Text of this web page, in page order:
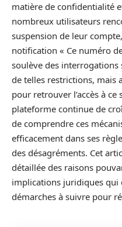
matière de confidentialité
nombreux utilisateurs
suspension de leur
notification « Ce numéro
soulève des
de telles restrictions, mais
pour retrouver l’accès à
plateforme continue de
de comprendre ces
efficacement dans ses
des désagréments. Cet
détaillée des raisons
implications juridiques qui
démarches à suivre pour